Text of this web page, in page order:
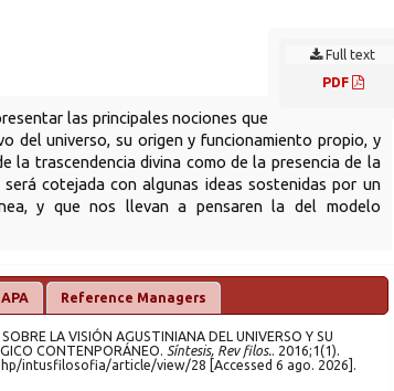
Full text
PDF
las principales nociones que
del universo, su origen y funcionamiento propio, y
la trascendencia divina como de la presencia de la
cotejada con algunas ideas sostenidas por un
y que nos llevan a pensaren la del modelo
APA Reference Managers
CONTENPORÁNEO.
Síntesis, Rev filos.
. 2016;1(1).
Disponible en: https://sintesis.uai.cl/index.php/intusfilosofia/article/view/28 [Accessed 6 ago. 2026].